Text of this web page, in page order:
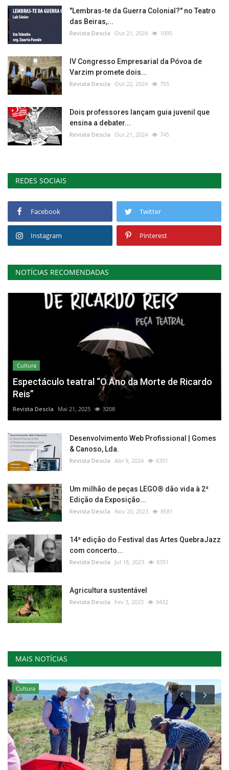
"Lembras-te da Guerra Colonial?" no Teatro
das Beiras,...
Revista Descla Out 21, 2024 1095
IV Congresso Empresarial da Póvoa de
Varzim promete dois...
Revista Descla Out 22, 2024 755
Dois professores lançam guia juvenil que
ensina a debater...
Revista Descla Out 21, 2024 745
REDES SOCIAIS
Facebook Twitter
Instagram Pinterest
NOTÍCIAS RECOMENDADAS
Cultura
Espectáculo teatral “O Ano da Morte de Ricardo
Reis”
Revista Descla Mai 21, 2025 3208
Desenvolvimento Web Profissional | Gomes
& Canoso, Lda.
Revista Descla Abr 9, 2024 6301
Um milhão de peças LEGO® dão vida à 2ª
Edição da Exposição...
Revista Descla Nov 20, 2023 8581
14ª edição do Festival das Artes QuebraJazz
com concerto...
Revista Descla Jul 18, 2023 8351
Agricultura sustentável
Revista Descla Fev 3, 2023 9432
MAIS NOTÍCIAS
Cultura